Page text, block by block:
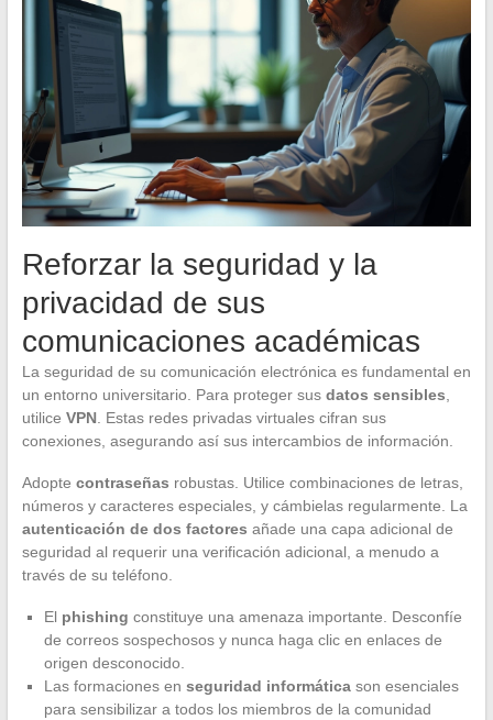
Reforzar la seguridad y la
privacidad de sus
comunicaciones académicas
La seguridad de su comunicación electrónica es fundamental en
un entorno universitario. Para proteger sus datos sensibles,
utilice VPN. Estas redes privadas virtuales cifran sus
conexiones, asegurando así sus intercambios de información.
Adopte contraseñas robustas. Utilice combinaciones de letras,
números y caracteres especiales, y cámbielas regularmente. La
autenticación de dos factores añade una capa adicional de
seguridad al requerir una verificación adicional, a menudo a
través de su teléfono.
El phishing constituye una amenaza importante. Desconfíe
de correos sospechosos y nunca haga clic en enlaces de
origen desconocido.
Las formaciones en seguridad informáticason esenciales
para sensibilizar a todos los miembros de la comunidad